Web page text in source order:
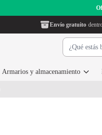
Envío gratuito
Armarios y almacenamiento